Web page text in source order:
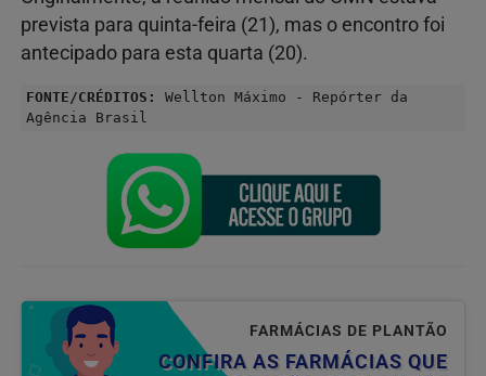
prevista para quinta-feira (21), mas o encontro foi
antecipado para esta quarta (20).
FONTE/CRÉDITOS:
Wellton Máximo - Repórter da
Agência Brasil
FARMÁCIAS DE PLANTÃO
CONFIRA AS FARMÁCIAS QUE